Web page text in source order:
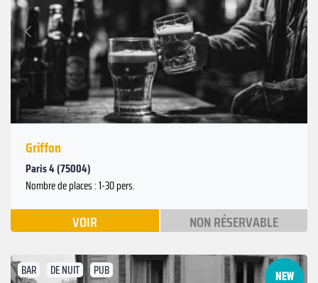
Précédent
Suivant
Griffon
Paris 4 (75004)
Nombre de places : 1-30 pers.
VOIR NON RÉSERVABLE
BAR DE NUIT PUB